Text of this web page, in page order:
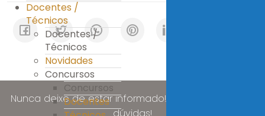
Docentes /
Técnicos
Docentes /
Técnicos
Novidades
Concursos
Concursos
Docentes
Nunca deixe de estar informado! Esclareça as suas